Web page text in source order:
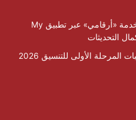
تنظيم الاتصالات يعلن إعادة إتاحة خدمة «أرقامي» عبر تطبيق My
التعليم العالي: استمرار تسجيل رغبات المرحلة الأولى للتنسيق 2026